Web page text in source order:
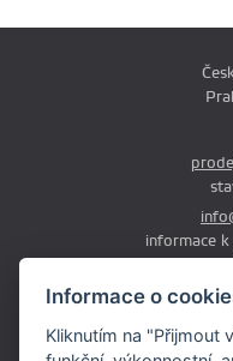
Informace o
Kliknutím na "Přijmout
informace
Pá: 9:00-